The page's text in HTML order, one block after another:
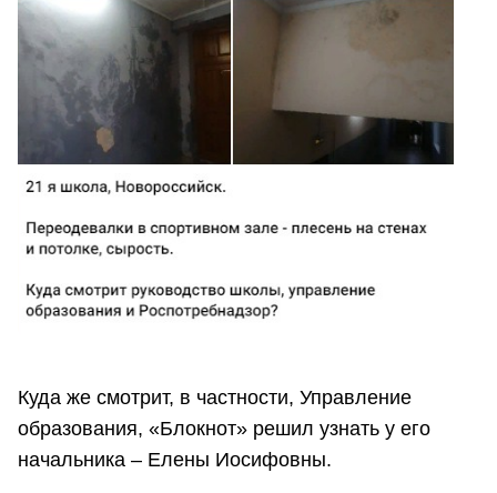
Куда же смотрит, в частности, Управление
образования, «Блокнот» решил узнать у его
начальника – Елены Иосифовны.